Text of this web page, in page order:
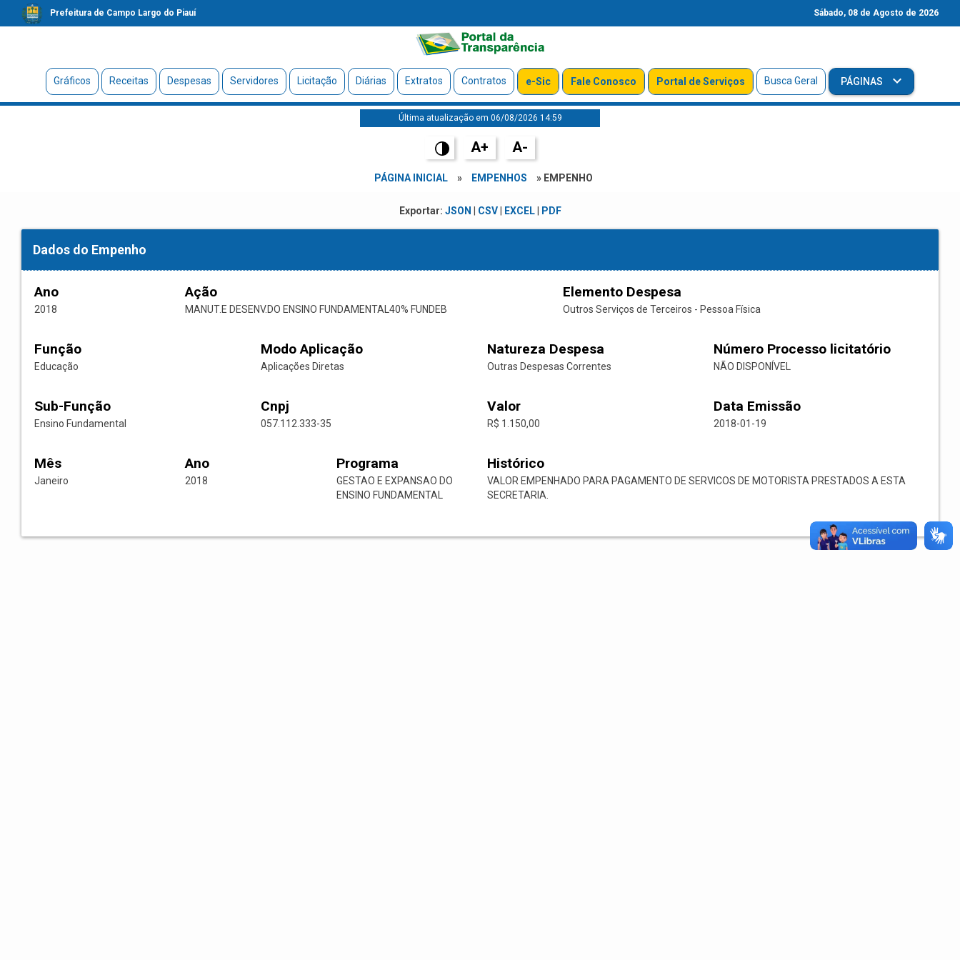
Prefeitura de Campo Largo do Piauí Sábado, 08 de Agosto de 2026
Gráficos Receitas Despesas Servidores Licitação Diárias Extratos Contratos e-Sic Fale Conosco Portal de Serviços Busca Geral PÁGINAS
Última atualização em 06/08/2026 14:59
A+ A-
PÁGINA INICIAL » EMPENHOS » EMPENHO
Exportar: JSON CSV| EXCEL| PDF
Dados do Empenho
Ano
2018
Ação
MANUT.E DESENV.DO ENSINO FUNDAMENTAL40% FUNDEB
Elemento Despesa
Outros Serviços de Terceiros - Pessoa Física
Função
Educação
Modo Aplicação
Aplicações Diretas
Natureza Despesa
Outras Despesas Correntes
Número Processo licitatório
NÃO DISPONÍVEL
Sub-Função
Ensino Fundamental
Cnpj
057.112.333-35
Valor
R$ 1.150,00
Data Emissão
2018-01-19
Mês
Janeiro
Ano
2018
Programa
GESTAO E EXPANSAO DO
ENSINO FUNDAMENTAL
Histórico
VALOR EMPENHADO PARA PAGAMENTO DE SERVICOS DE MOTORISTA PRESTADOS A ESTA
SECRETARIA.